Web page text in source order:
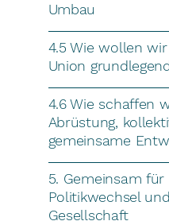
Umbau
4.5 Wie wollen
Union
4.6 Wie schaffen
Abrüstung,
gemeinsame
5. Gemeinsam für
Politikwechsel
Gesellschaft